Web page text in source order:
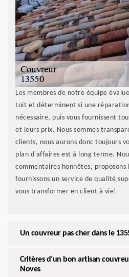
Les membres de notre équipe
toit et déterminent si une
nécessaire, puis vous fournissent
et leurs prix. Nous sommes
clients, nous aurons donc toujours
plan d'affaires est à long terme.
commentaires honnêtes, proposons
fournissons un service de qualité
vous transformer en client à vie!
Un couvreur pas cher dans le
Critères d’un bon artisan
Noves